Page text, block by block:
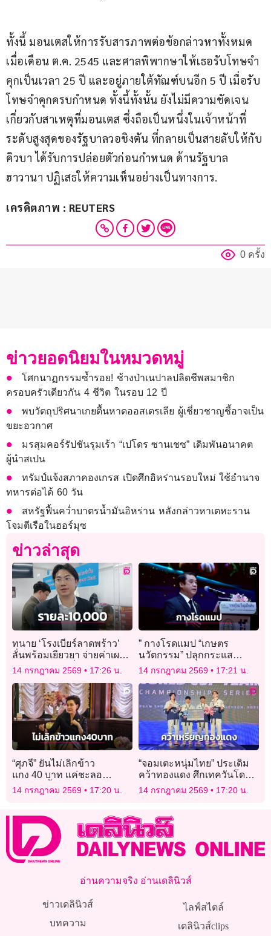
ทั้งนี้ มอนเตสให้การรับสารภาพต่อข้อกล่าวหาทั้งหมด
เมื่อเดือน ต.ค. 2545 และศาลพิพากษาให้เธอรับโทษจำ
คุกเป็นเวลา 25 ปี และอยู่ภายใต้ทัณฑ์บนอีก 5 ปี เมื่อรับ
โทษจำคุกครบกำหนด ทั้งนี้ทั้งนั้น ยังไม่มีความชัดเจน
เกี่ยวกับสาเหตุที่มอนเตส ซึ่งถือเป็นหนึ่งในเจ้าหน้าที่
ระดับสูงสุดของรัฐบาลวอชิงตัน ที่กลายเป็นสายลับให้กับ
คิวบา ได้รับการปล่อยตัวก่อนกำหนด ด้านรัฐบาล
ฮาวานา ปฏิเสธให้ความเห็นอย่างเป็นทางการ.
เครดิตภาพ : REUTERS
0 ครั้ง
ข่าวยอดนิยมในหมวดหมู่
โศกนาฏกรรมซ้ำรอย! ช้างป่าเนปาลปลิดชีพสมาชิก
ครอบครัวเดียวกัน 4 ชีวิต ในรอบ 12 ปี
พบวัตถุปริศนาเกยตื้นหาดออสเตรเลีย ผู้เชี่ยวชาญชี้อาจเป็น
ขยะอวกาศ
มรสุมคอร์รัปชันรุมเร้า “เปโดร ซานเชซ” เดิมพันอนาคต
ผู้นำสเปน
ทรัมป์แจ้งสภาคองเกรส เปิดศึกอิหร่านรอบใหม่ ใช้อำนาจ
ทหารต่อได้ 60 วัน
สหรัฐฟื้นคว่ำบาตรน้ำมันอิหร่าน หลังกล่าวหาเตหะราน
โจมตีเรือในฮอร์มุซ
ข่าวล่าสุด
ทนาย ‘โรงเบียร์ลาดพร้าว’
ลั่นพร้อมเยียวยา จ่ายค่าเผา
ศพรายละ 1 หมื่นบาท
14 กรกฎาคม 2569 17:26 น.
” กางโรดแมป “เกษตร
นวัตกรรม” ปลุกกระแส
“ตลาดนำการวิจัย”
14 กรกฎาคม 2569 17:21 น.
“ศุภจี” ยันไม่เลิกข้าว
แกง 40 บาท แค่ชะลอ
ทบทวน ย้ำมุ่งดูแลคนหาเช้า
14 กรกฎาคม 2569 17:20 น.
“จอมเตะหนุ่มไทย” ประเดิม
คว้าทองแดง ศึกเทควันโดป
ระเภททีมชิงแชมป์โลก 2026
ที่แดนโสมขาว
14 กรกฎาคม 2569 17:20 น.
อ่านความจริง อ่านเดลินิวส์
ข่าวเดลินิวส์
บทความ
ไลฟ์สไตล์
เดลินิวส์clips